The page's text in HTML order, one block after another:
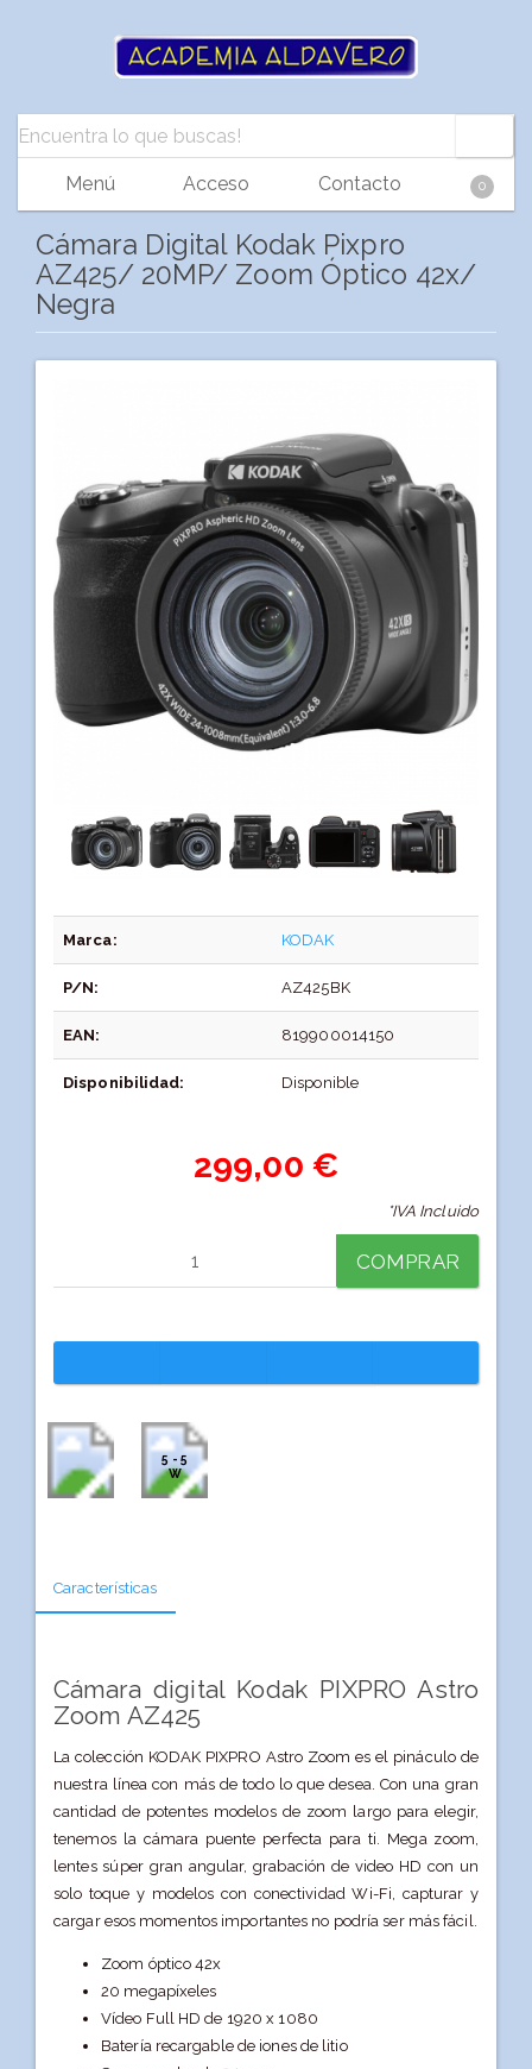
Menú Acceso Contacto 0
Cámara Digital Kodak Pixpro
AZ425/ 20MP/ Zoom Óptico 42x/
Negra
Marca: KODAK
P/N: AZ425BK
EAN: 819900014150
Disponibilidad: Disponible
299,00 €
*IVA Incluido
COMPRAR
5 - 5
W
Características
Cámara digital Kodak PIXPRO Astro
Zoom AZ425
La colección KODAK PIXPRO Astro Zoom es el pináculo de
nuestra línea con más de todo lo que desea. Con una gran
cantidad de potentes modelos de zoom largo para elegir,
tenemos la cámara puente perfecta para ti. Mega zoom,
lentes súper gran angular, grabación de video HD con un
solo toque y modelos con conectividad Wi-Fi, capturar y
cargar esos momentos importantes no podría ser más fácil.
Zoom óptico 42x
20 megapíxeles
Vídeo Full HD de 1920 x 1080
Batería recargable de iones de litio